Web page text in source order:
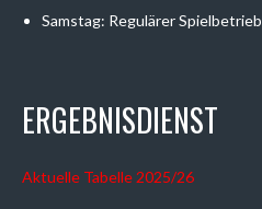
Samstag: Regulärer Spielbetrieb
ERGEBNISDIENST
Aktuelle Tabelle 2025/26